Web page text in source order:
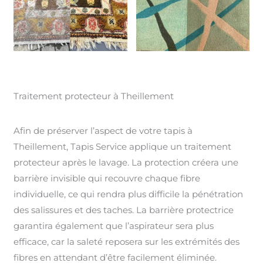
Traitement protecteur à Theillement
Afin de préserver l’aspect de votre tapis à
Theillement, Tapis Service applique un traitement
protecteur après le lavage. La protection créera une
barrière invisible qui recouvre chaque fibre
individuelle, ce qui rendra plus difficile la pénétration
des salissures et des taches. La barrière protectrice
garantira également que l’aspirateur sera plus
efficace, car la saleté reposera sur les extrémités des
fibres en attendant d’être facilement éliminée.